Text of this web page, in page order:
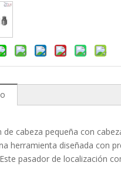
de cabeza pequeña con
herramienta diseñada con
pasador de localización